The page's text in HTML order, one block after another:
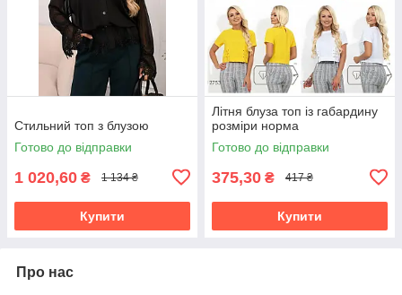
Стильний топ з блузою
Готово до відправки
1 020,60 ₴ 1 134 ₴
Купити
Літня блуза топ із габардину
розміри норма
Готово до відправки
375,30 ₴ 417 ₴
Купити
Про нас